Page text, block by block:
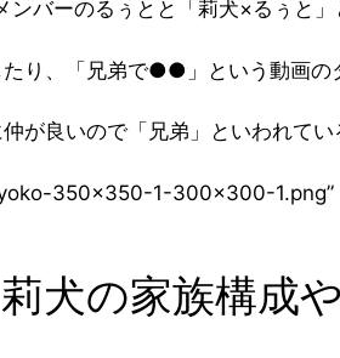
ンバーのるぅとと「莉犬×るぅと
り、「兄弟で●●」という動画の
が良いので「兄弟」といわれてい
350×350-1-300×300-1.png”
犬の家族構成